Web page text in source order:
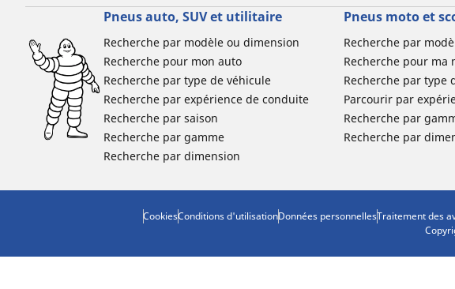
Pneus auto, SUV et utilitaire
Recherche par modèle ou dimension
Recherche pour mon auto
Recherche par type de véhicule
Recherche par expérience de conduite
Recherche par saison
Recherche par gamme
Recherche par dimension
Pneus moto et
Recherche par
Recherche pour ma
Recherche par type
Parcourir par
Recherche par
Recherche par
CookiesConditions d'utilisationDonnées personnellesTraitement des